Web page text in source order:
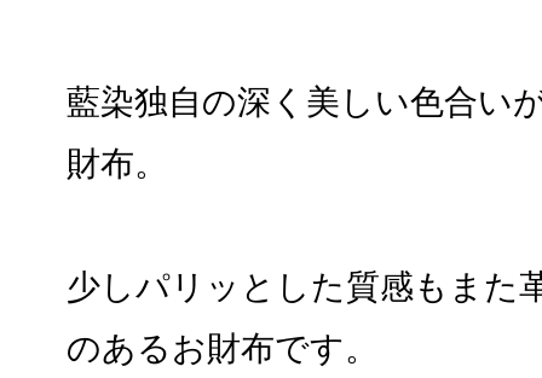
藍染独自の深く美しい色合い
財布。
少しパリッとした質感もまた
のあるお財布です。